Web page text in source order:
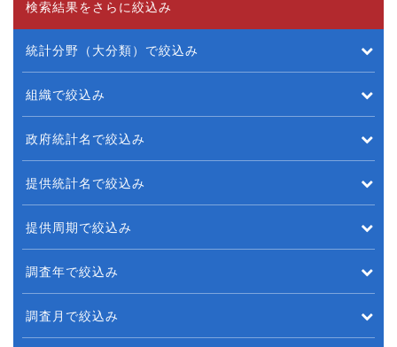
検索結果をさらに絞込み
統計分野（大分類）で絞込み
組織で絞込み
政府統計名で絞込み
提供統計名で絞込み
提供周期で絞込み
調査年で絞込み
調査月で絞込み